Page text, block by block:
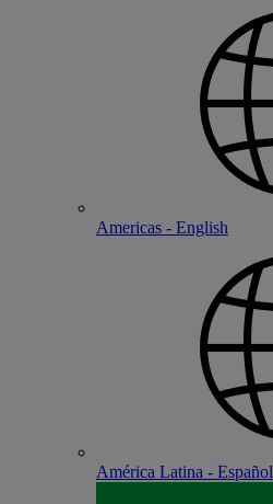
Americas - English
América Latina - Español